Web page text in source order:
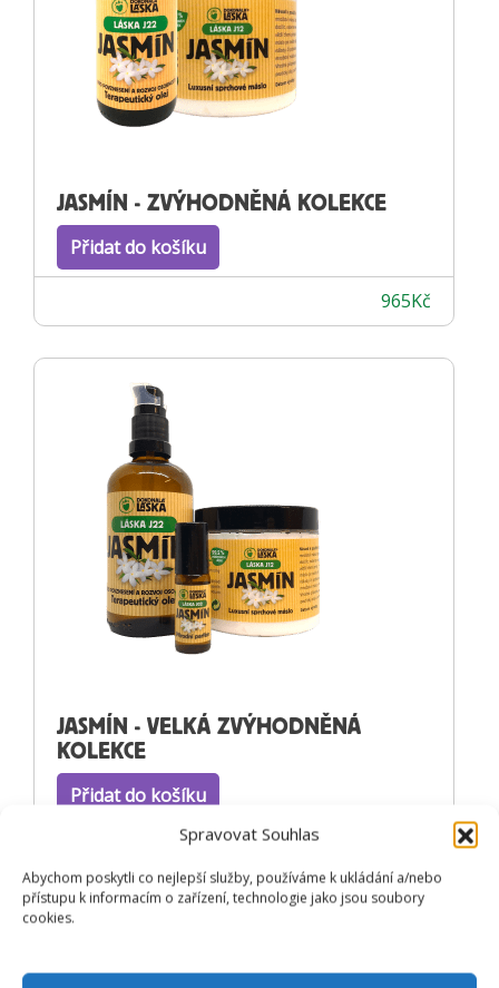
Spravovat Souhlas
Abychom poskytli co nejlepší služby, používáme k ukládání a/nebo
přístupu k informacím o zařízení, technologie jako jsou soubory
cookies.
JASMÍN - ZVÝHODNĚNÁ KOLEKCE
Přidat do košíku
965Kč
JASMÍN - VELKÁ ZVÝHODNĚNÁ
KOLEKCE
Přidat do košíku